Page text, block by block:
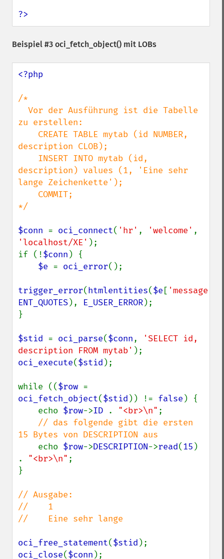
?>
Beispiel #3 oci_fetch_object() mit LOBs
<?php
/*
zu erstellen:
description CLOB);
description) values (1, 'Eine sehr
lange Zeichenkette');
*/
$conn = oci_connect( 'hr' , 'welcome'
'localhost/XE' );
if (!$conn ) {
$e = oci_error();
trigger_error(htmlentities($e [ 'message'
ENT_QUOTES), E_USER_ERROR);
}
$stid = oci_parse($conn,
'SELECT id,
description FROM mytab'
oci_execute($stid );
while (($row
oci_fetch_object($stid )) != false ) {
    echo
$row->ID . "<br>\n" ;
// das folgende gibt die ersten
15 Bytes von DESCRIPTION aus
echo $row->DESCRIPTION->read(15 )
. "<br>\n" ;
}
// Ausgabe:
//    1
//    Eine sehr lange
oci_free_statement($stid
oci_close($conn );